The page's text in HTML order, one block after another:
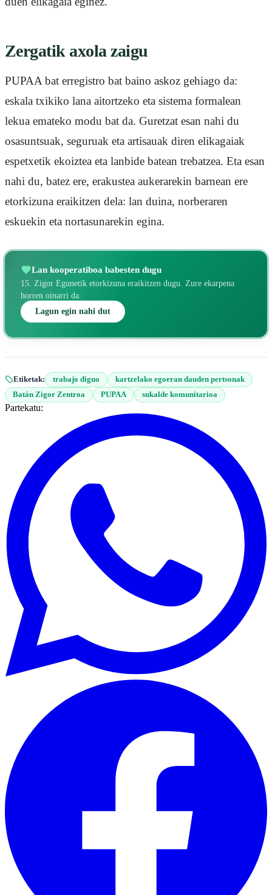
Zergatik axola zaigu
PUPAA bat erregistro bat baino askoz gehiago da:
eskala txikiko lana aitortzeko eta sistema formalean
lekua emateko modu bat da. Guretzat esan nahi du
osasuntsuak, seguruak eta artisauak diren elikagaiak
espetxetik ekoiztea eta lanbide batean trebatzea. Eta esan
nahi du, batez ere, erakustea aukerarekin barnean ere
etorkizuna eraikitzen dela: lan duina, norberaren
eskuekin eta nortasunarekin egina.
Lan kooperatiboa babesten dugu
15. Zigor Egunetik etorkizuna eraikitzen dugu. Zure ekarpena
horren oinarri da.
Lagun egin nahi dut
Etiketak: trabajo digno
kartzelako egoeran dauden pertsonak
Batán Zigor Zentroa
PUPAA sukalde komunitarioa
Partekatu: